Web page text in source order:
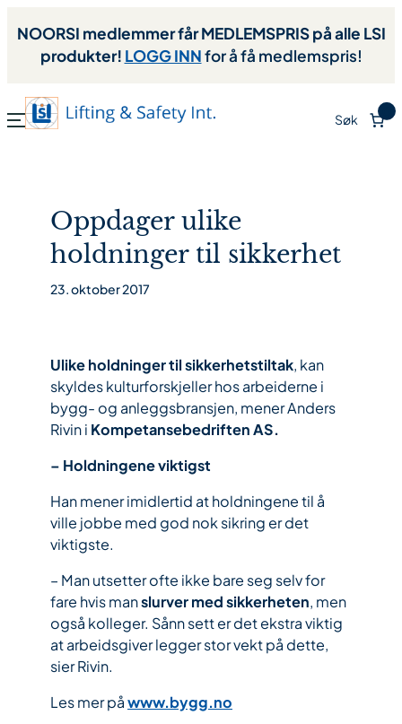
NOORSI medlemmer får MEDLEMSPRIS på alle LSI
produkter! LOGG INNfor å få medlemspris!
Søk
Oppdager ulike
holdninger til sikkerhet
23. oktober 2017
Ulike holdninger til sikkerhetstiltak, kan
skyldes kulturforskjeller hos arbeiderne i
bygg- og anleggsbransjen, mener Anders
Rivin i Kompetansebedriften AS.
– Holdningene viktigst
Han mener imidlertid at holdningene til å
ville jobbe med god nok sikring er det
viktigste.
– Man utsetter ofte ikke bare seg selv for
fare hvis manslurver med sikkerheten, men
også kolleger. Sånn sett er det ekstra viktig
at arbeidsgiver legger stor vekt på dette,
sier Rivin.
Les mer påwww.bygg.no